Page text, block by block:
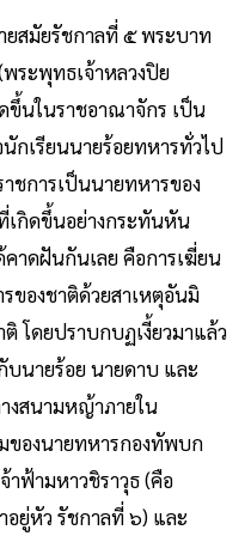
สมัยรัชกาลที่ ๕ พระบาท
พระพุทธเจ้าหลวงปิย
ขึ้นในราชอาณาจักร เป็น
กเรียนนายร้อยทหารทั่วไป
ชการเป็นนายทหารของ
กิดขึ้นอย่างกระทันหัน
าดฝันกันเลย คือการเฆี่ยน
องชาติด้วยสาเหตุอันมิ
ติ โดยปราบกบฏเงี้ยวมาแล้ว
นายร้อย นายดาบ และ
งสนามหญ้าภายใน
ของนายทหารกองทัพบก
ฟ้ามหาวชิราวุธ (คือ
อยู่หัว รัชกาลที่ ๖) และ